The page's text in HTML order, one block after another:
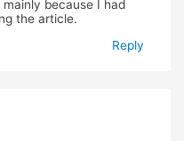
because I had
the article.
Reply